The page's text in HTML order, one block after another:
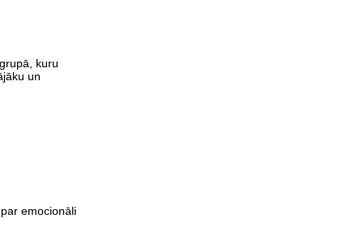
kuru
un
emocionāli